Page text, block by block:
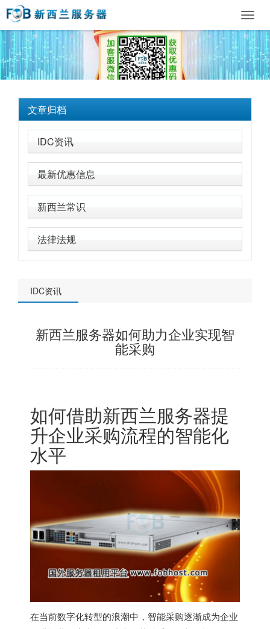
文章归档
IDC资讯
最新优惠信息
新西兰常识
法律法规
IDC资讯
新西兰服务器如何助力企业实现智
能采购
如何借助新西兰服务器提
升企业采购流程的智能化
水平
在当前数字化转型的浪潮中，智能采购逐渐成为企业